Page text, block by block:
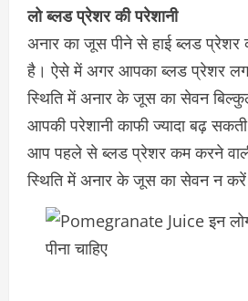
लो ब्लड प्रेशर की परेशानी
अनार का जूस पीने से हाई ब्लड प्रेशर
है। ऐसे में अगर आपका ब्लड प्रेशर
स्थिति में अनार के जूस का सेवन
आपकी परेशानी काफी ज्यादा बढ़
आप पहले से ब्लड प्रेशर कम करने
स्थिति में अनार के जूस का सेवन न